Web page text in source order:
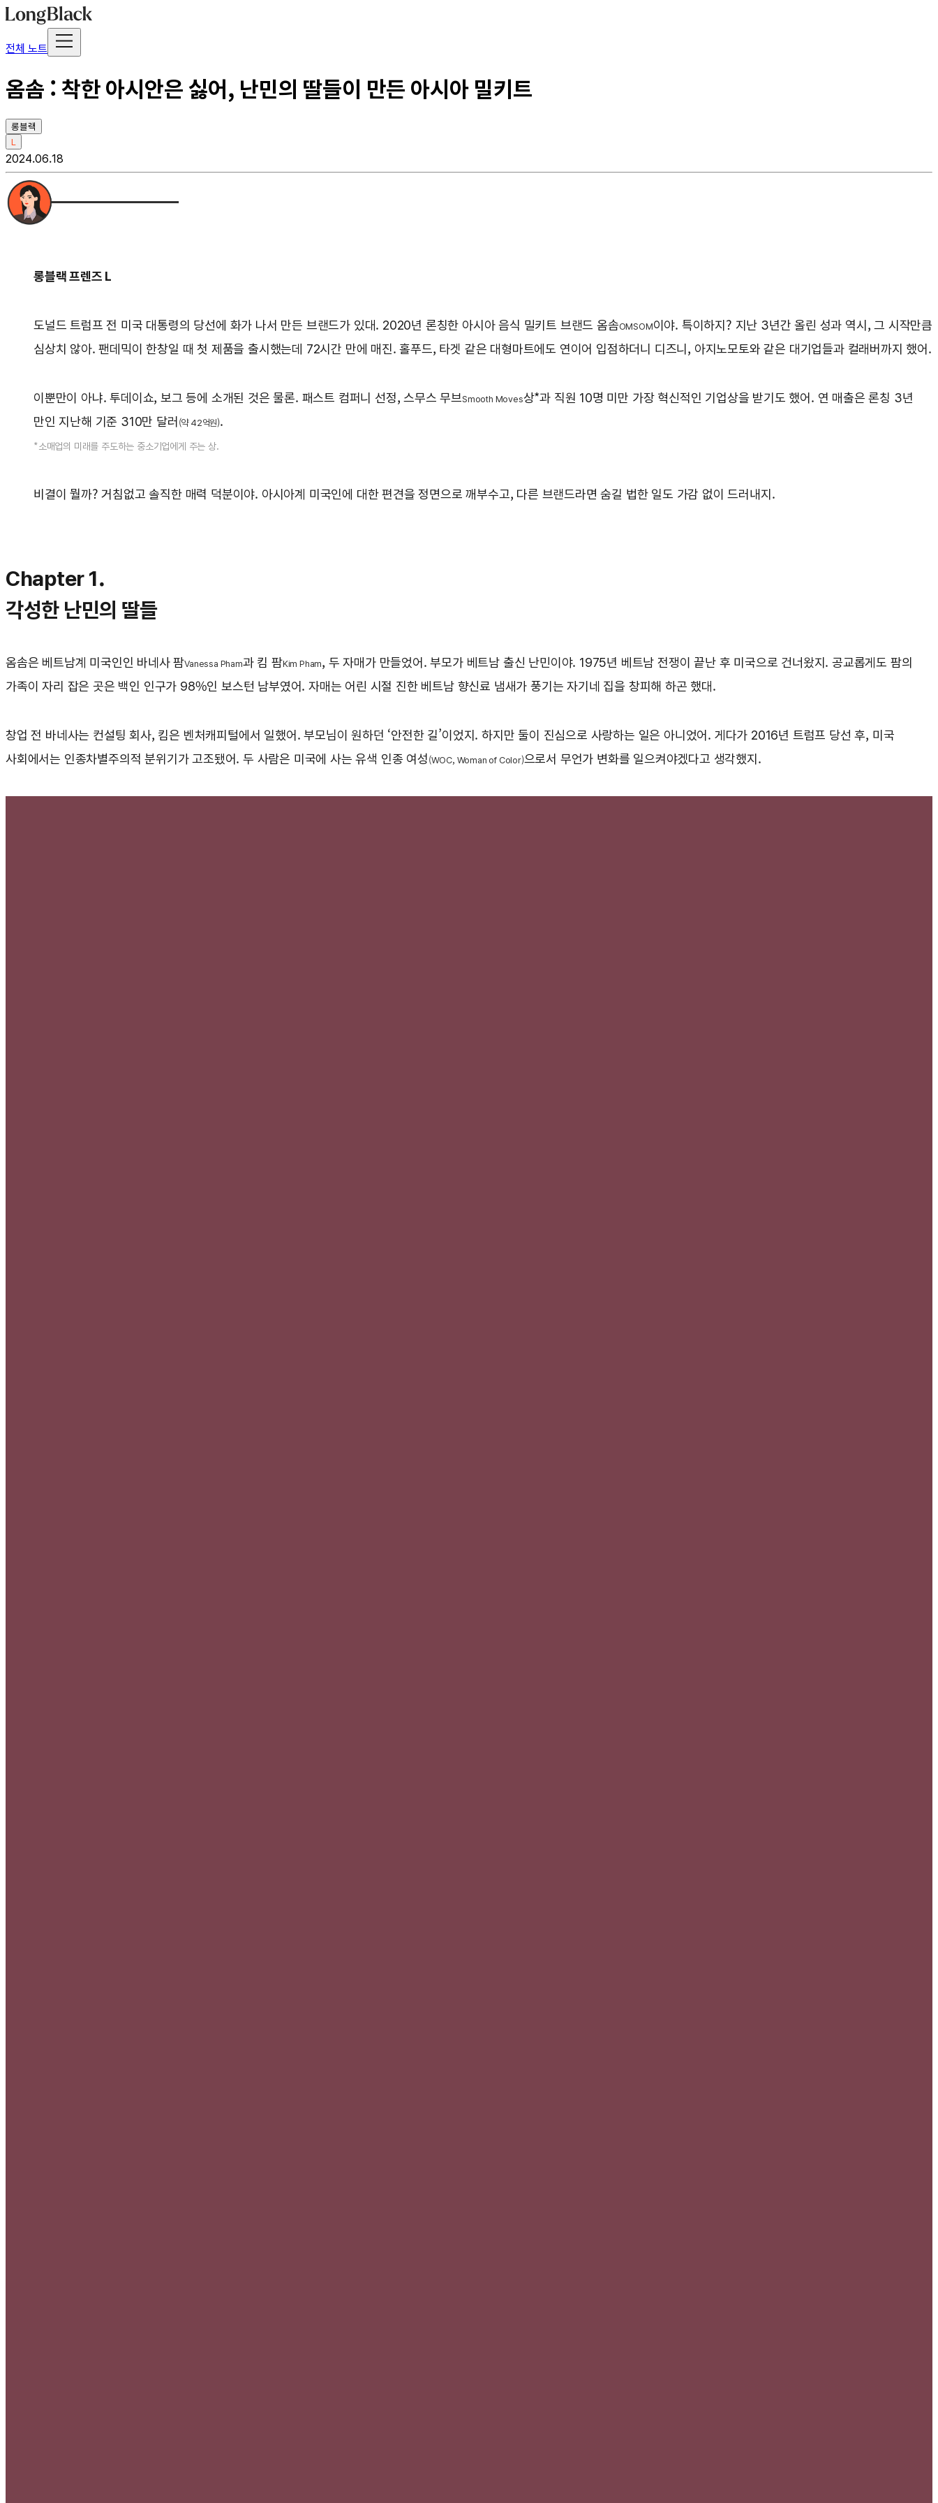
전체 노트
옴솜 : 착한 아시안은 싫어, 난민의 딸들이 만든 아시아 밀키트
롱블랙
L
2024.06.18
롱블랙 프렌즈 L
도널드 트럼프 전 미국 대통령의 당선에 화가 나서 만든 브랜드가 있대. 2020년 론칭한 아시아 음식 밀키트 브랜드 옴솜OMSOM이야. 특이하지? 지난 3년간 올린 성과 역시, 그 시작만큼
심상치 않아. 팬데믹이 한창일 때 첫 제품을 출시했는데 72시간 만에 매진. 홀푸드, 타겟 같은 대형마트에도 연이어 입점하더니 디즈니, 아지노모토와 같은 대기업들과 컬래버까지 했어.
이뿐만이 아냐. 투데이쇼, 보그 등에 소개된 것은 물론. 패스트 컴퍼니 선정, 스무스 무브Smooth Moves상*과 직원 10명 미만 가장 혁신적인 기업상을 받기도 했어. 연 매출은 론칭 3년
만인 지난해 기준 310만 달러 (약 42억원).
*소매업의 미래를 주도하는 중소기업에게 주는 상.
비결이 뭘까? 거침없고 솔직한 매력 덕분이야. 아시아계 미국인에 대한 편견을 정면으로 깨부수고, 다른 브랜드라면 숨길 법한 일도 가감 없이 드러내지.
Chapter 1.
각성한 난민의 딸들
옴솜은 베트남계 미국인인 바네사 팜Vanessa Pham과 킴 팜Kim Pham, 두 자매가 만들었어. 부모가 베트남 출신 난민이야. 1975년 베트남 전쟁이 끝난 후 미국으로 건너왔지. 공교롭게도 팜의
가족이 자리 잡은 곳은 백인 인구가 98%인 보스턴 남부였어. 자매는 어린 시절 진한 베트남 향신료 냄새가 풍기는 자기네 집을 창피해 하곤 했대.
창업 전 바네사는 컨설팅 회사, 킴은 벤처캐피털에서 일했어. 부모님이 원하던 ‘안전한 길’이었지. 하지만 둘이 진심으로 사랑하는 일은 아니었어. 게다가 2016년 트럼프 당선 후, 미국
사회에서는 인종차별주의적 분위기가 고조됐어. 두 사람은 미국에 사는 유색 인종 여성 (WOC, Woman of Color)으로서 무언가 변화를 일으켜야겠다고 생각했지.